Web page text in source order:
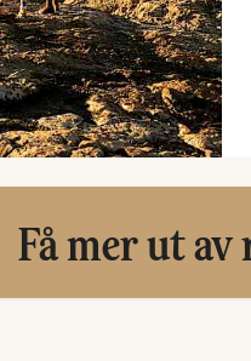
Få mer ut